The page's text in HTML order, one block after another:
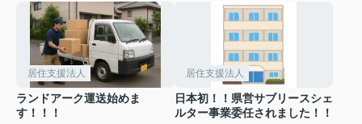
居住支援法人
ランドアーク運送始めま
す！！！
居住支援法人
日本初！！県営サブリースシェ
ルター事業委任されました！！